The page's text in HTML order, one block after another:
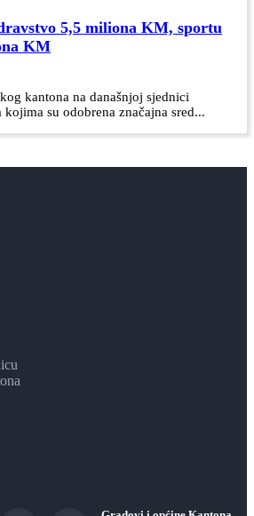
5,5 miliona KM, sportu
KM
kantona na današnjoj sjednici
su odobrena značajna sred...